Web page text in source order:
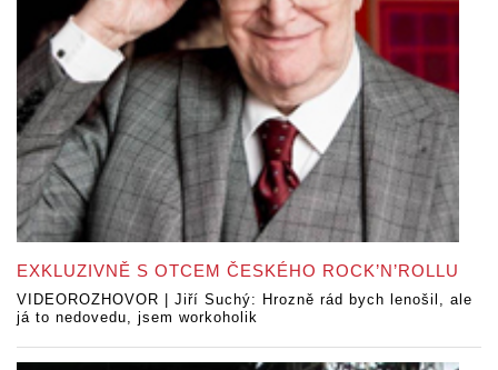
EXKLUZIVNĚ S OTCEM ČESKÉHO ROCK’N’ROLLU
VIDEOROZHOVOR | Jiří Suchý: Hrozně rád bych lenošil, ale
já to nedovedu, jsem workoholik